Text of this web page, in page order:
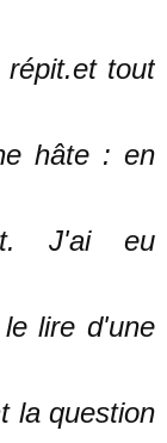
tout
hâte : en
J'ai eu
lire d'une
la question